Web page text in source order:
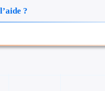
Humaines
d'impôt
?